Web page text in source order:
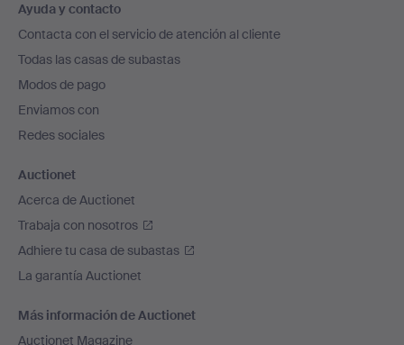
en
el
pie
de
página
Ayuda y contacto
Contacta con el servicio de atención al cliente
Todas las casas de subastas
Modos de pago
Enviamos con
Redes sociales
Auctionet
Acerca de Auctionet
Trabaja con nosotros
Adhiere tu casa de subastas
La garantía Auctionet
Más información de Auctionet
Auctionet Magazine